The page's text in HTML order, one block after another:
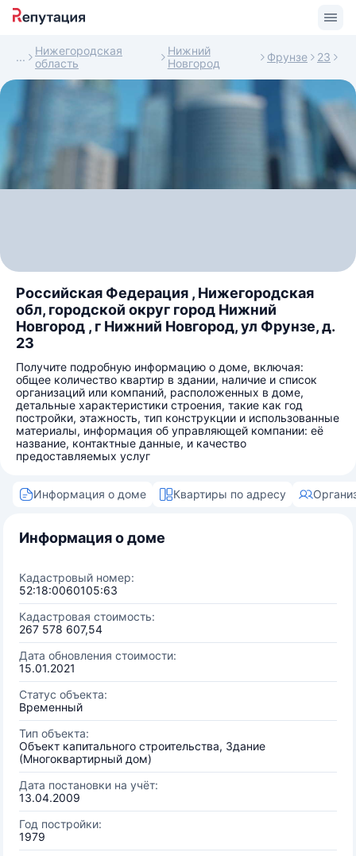
Нижегородская
область
Нижний
Новгород
Фрунзе 23
Российская Федерация , Нижегородская
обл, городской округ город Нижний
Новгород , г Нижний Новгород, ул Фрунзе, д.
23
Получите подробную информацию о доме, включая:
общее количество квартир в здании, наличие и список
организаций или компаний, расположенных в доме,
детальные характеристики строения, такие как год
постройки, этажность, тип конструкции и использованные
материалы, информация об управляющей компании: её
название, контактные данные, и качество
предоставляемых услуг
Информация о доме Квартиры по адресу
Информация о доме
Кадастровый номер:
52:18:0060105:63
Кадастровая стоимость:
267 578 607,54
Дата обновления стоимости:
15.01.2021
Статус объекта:
Временный
Тип объекта:
Объект капитального строительства, Здание
(Многоквартирный дом)
Дата постановки на учёт:
13.04.2009
Год постройки:
1979